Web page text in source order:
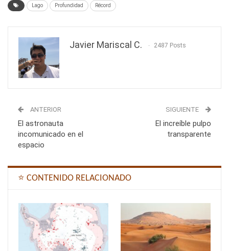
Lago Profundidad Récord
Javier Mariscal C. 2487 Posts
ANTERIOR
El astronauta
incomunicado en el
espacio
SIGUIENTE
El increíble pulpo
transparente
⭐ CONTENIDO RELACIONADO